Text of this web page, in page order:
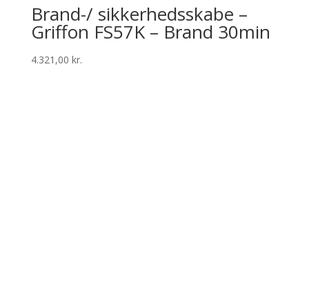
Brand-/ sikkerhedsskabe –
Griffon FS57K – Brand 30min
4.321,00 kr.